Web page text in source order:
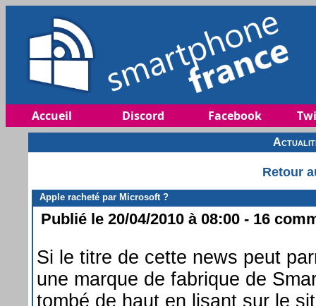
Accueil Discord Facebook
Retour
Apple racheté par Microsoft ?
Publié le 20/04/2010 à 08:00 - 16
Si le titre de cette news peut
une marque de fabrique de
tombé de haut en lisant sur le